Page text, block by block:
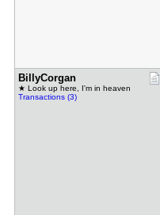
BillyCorga​n
★ Look up here, I'm in heaven
Transactions (3)